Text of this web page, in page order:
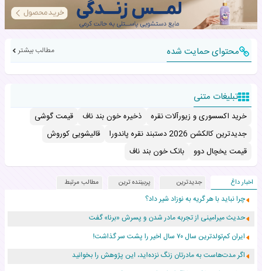
محتوای حمایت شده مطالب بیشتر
تبلیغات متنی
خرید اکسسوری و زیورآلات نقره ذخیره خون بند ناف
قیمت گوشی
جدیدترین کالکشن 2026 دستبند نقره پاندورا
قالیشویی کوروش
قیمت یخچال دوو
بانک خون بند ناف
اخبار داغ جدیدترین پربیننده ترین مطالب مرتبط
چرا نباید با هر گریه به نوزاد شیر داد؟
حدیث میرامینی از تجربه مادر شدن و پسرش «برنا» گفت
ایران کم‌تولدترین سال ۷۰ سال اخیر را پشت سر گذاشت!
اگر مدت‌هاست به مادرتان زنگ نزده‌اید، این پژوهش را بخوانید